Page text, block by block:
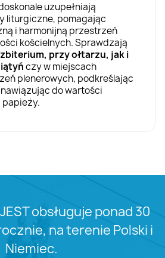
uzupełniają
liturgiczne, pomagając
i harmonijną przestrzeń
kościelnych. Sprawdzają
przy ołtarzu, jak i
czy w miejscach
plenerowych, podkreślając
do wartości
papieży.
obsługuje ponad 30
na terenie Polski i
Niemiec.